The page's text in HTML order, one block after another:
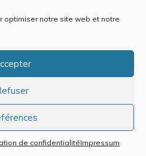
optimiser notre site web et notre
de confidentialitéImpressum
du site
Politique de cookies (EU)